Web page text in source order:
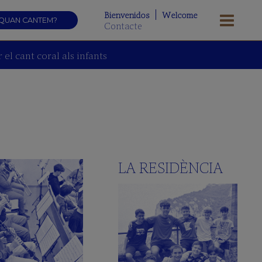
CANTEM? Bienvenidos Welcome
Contacte
el cant coral als infants
LA RESIDÈNCIA